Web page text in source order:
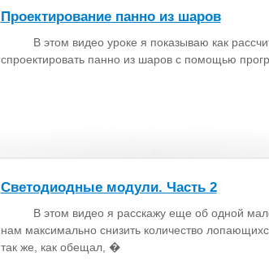
Проектирование панно из шаров
В этом видео уроке я показываю как
спроектировать панно из шаров с помощью
Светодиодные модули. Часть 2
В этом видео я расскажу еще об одной
нам максимально снизить количество
так же, как обещал, �